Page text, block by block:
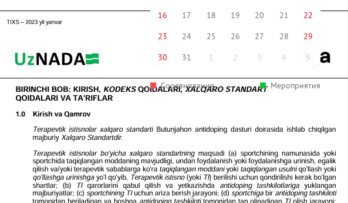
16
17 18 19 20 21
22
23
24 25 26 27 28
29
30
31 1 2 3 4 5
Соревнование Мероприятия